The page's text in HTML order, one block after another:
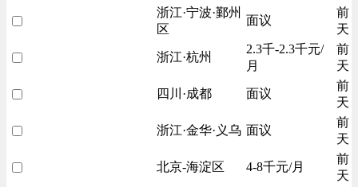
浙江·宁波·鄞州
区
面议
前
天
浙江·杭州
2.3千-2.3千元/
月
前
天
四川·成都 面议
前
天
浙江·金华·义乌 面议
前
天
北京-海淀区 4-8千元/月
前
天